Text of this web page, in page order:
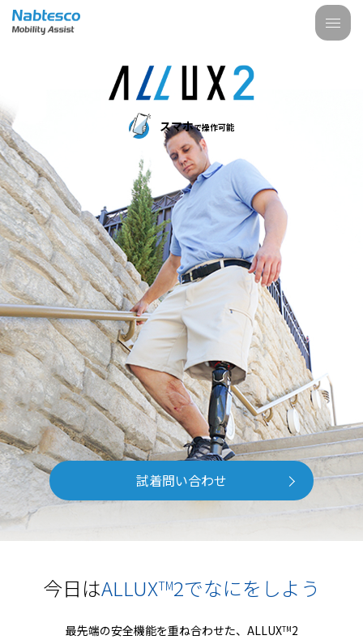
スマホで操作可能
試着問い合わせ
今日はALLUXTM2でなにをしよう
最先端の安全機能を重ね合わせた、ALLUXTM2